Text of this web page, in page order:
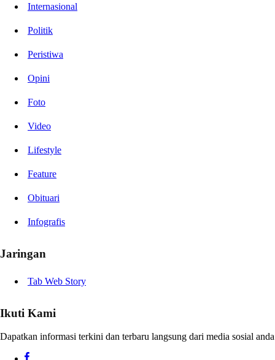
Internasional
Politik
Peristiwa
Opini
Foto
Video
Lifestyle
Feature
Obituari
Infografis
Jaringan
Tab Web Story
Ikuti Kami
Dapatkan informasi terkini dan terbaru langsung dari media sosial anda